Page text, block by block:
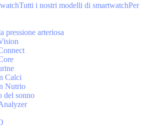
Tutti i nostri modelli di smartwatchPer
pressione arteriosa
Calci
Nutrio
del sonno